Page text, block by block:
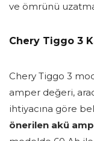
ve ömrünü
Chery Tiggo 3
Chery Tiggo 3
amper değeri,
ihtiyacına göre
önerilen akü